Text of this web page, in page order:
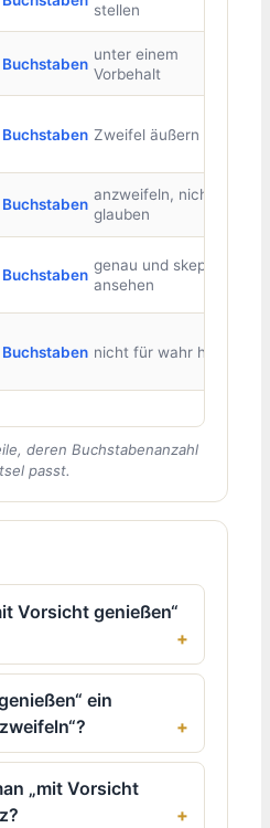
stellen
Buchstaben
unter einem
Vorbehalt
Buchstaben Zweifel äußern
Buchstaben
anzweifeln, nicht
glauben
Buchstaben
genau und skeptisch
ansehen
Buchstaben nicht für wahr halten
deren Buchstabenanzahl
passt.
Vorsicht genießen“
ein
„mit Vorsicht